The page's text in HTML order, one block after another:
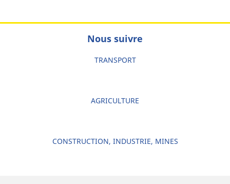
Nous suivre
TRANSPORT
AGRICULTURE
CONSTRUCTION, INDUSTRIE, MINES